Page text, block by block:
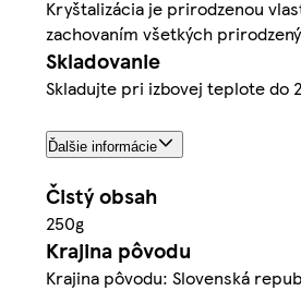
Kryštalizácia je prirodzenou
zachovaním všetkých
Skladovanie
Skladujte pri izbovej teplote do
Ďalšie informácie
Čistý obsah
250g
Krajina pôvodu
Krajina pôvodu: Slovenská